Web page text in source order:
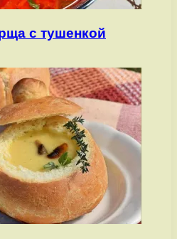
с тушенкой